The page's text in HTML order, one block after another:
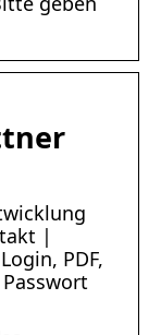
|
PDF,